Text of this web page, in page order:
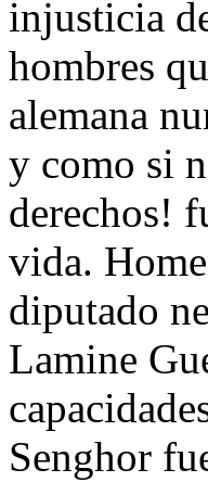
injusticia
hombres
alemana
y como si
derechos!
vida.
diputado
Lamine
Senghor